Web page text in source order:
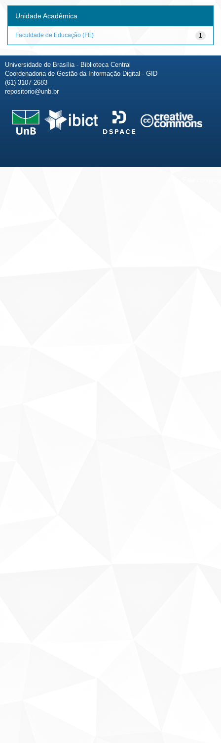
Unidade Acadêmica
1
Faculdade de Educação (FE)
Universidade de Brasília - Biblioteca Central
Coordenadoria de Gestão da Informação Digital - GID
(61) 3107-2683
repositorio@unb.br